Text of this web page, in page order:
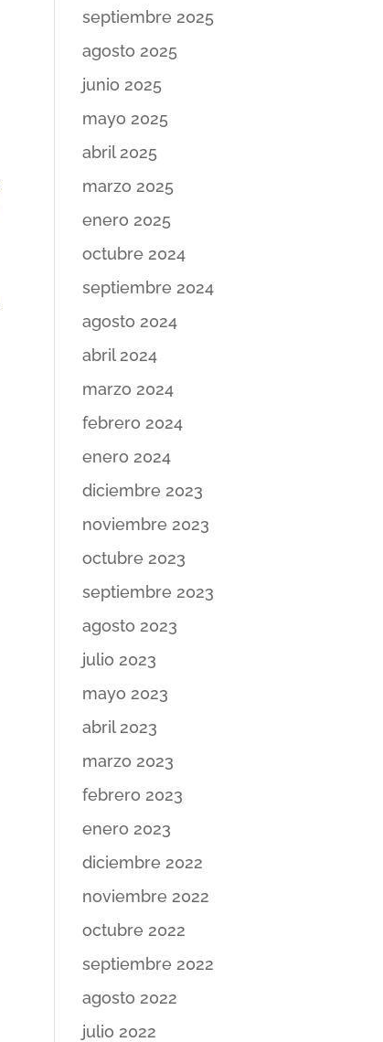
septiembre 2025
agosto 2025
junio 2025
mayo 2025
abril 2025
marzo 2025
enero 2025
octubre 2024
septiembre 2024
agosto 2024
abril 2024
marzo 2024
febrero 2024
enero 2024
diciembre 2023
noviembre 2023
octubre 2023
septiembre 2023
agosto 2023
julio 2023
mayo 2023
abril 2023
marzo 2023
febrero 2023
enero 2023
diciembre 2022
noviembre 2022
octubre 2022
septiembre 2022
agosto 2022
julio 2022